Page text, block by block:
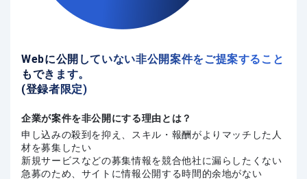
Webに公開していない非公開案件をご提案すること
もできます。
(登録者限定)
企業が案件を非公開にする理由とは？
申し込みの殺到を抑え、スキル・報酬がよりマッチした人
材を募集したい
新規サービスなどの募集情報を競合他社に漏らしたくない
急募のため、サイトに情報公開する時間的余地がない